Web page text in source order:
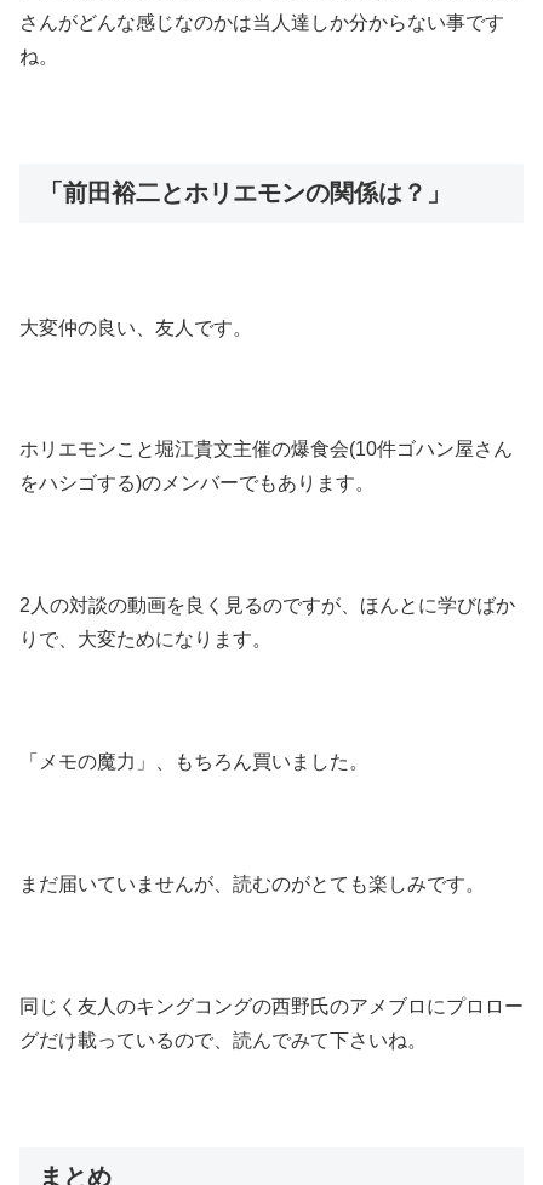
さんがどんな感じなのかは当人達しか分からない事です
ね。
「前田裕二とホリエモンの関係は？」
大変仲の良い、友人です。
ホリエモンこと堀江貴文主催の爆食会(10件ゴハン屋さん
をハシゴする)のメンバーでもあります。
2人の対談の動画を良く見るのですが、ほんとに学びばか
りで、大変ためになります。
「メモの魔力」、もちろん買いました。
まだ届いていませんが、読むのがとても楽しみです。
同じく友人のキングコングの西野氏のアメブロにプロロー
グだけ載っているので、読んでみて下さいね。
まとめ